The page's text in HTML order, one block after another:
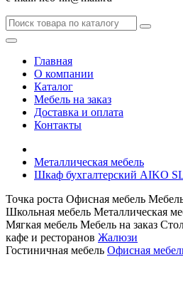
Главная
О компании
Каталог
Мебель на заказ
Доставка и оплата
Контакты
Металлическая мебель
Шкаф бухгалтерский AIKO
Точка роста Офисная мебель
Школьная мебель Металлическая
Мягкая мебель Мебель на заказ
кафе и ресторанов Жалюзи
Гостиничная мебель Офисная